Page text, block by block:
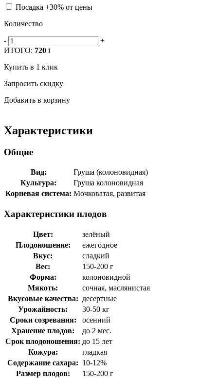
Посадка +30% от цены
Количество
-
+
ИТОГО: 720 i
Купить в 1 клик
Запросить скидку
Добавить в корзину
Характеристики
Общие
Вид:
Груша (колоновидная)
Культура:
Груша колоновидная
Корневая система: Мочковатая, развитая
Характеристики плодов
Цвет:
зелёный
Плодоношение:
ежегодное
Вкус:
сладкий
Вес:
150-200 г
Форма:
колоновидной
Мякоть:
сочная, маслянистая
Вкусовые качества: десертные
Урожайность:
30-50 кг
Сроки созревания:
осенний
Хранение плодов:
до 2 мес.
Срок плодоношения: до 15 лет
Кожура:
гладкая
Содержание сахара: 10-12%
Размер плодов:
150-200 г